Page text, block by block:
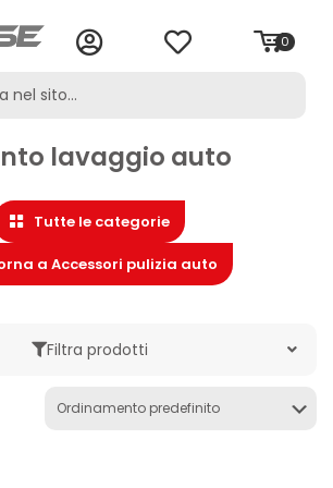
0
lavaggio auto
Tutte le categorie
a Accessori pulizia auto
Filtra prodotti